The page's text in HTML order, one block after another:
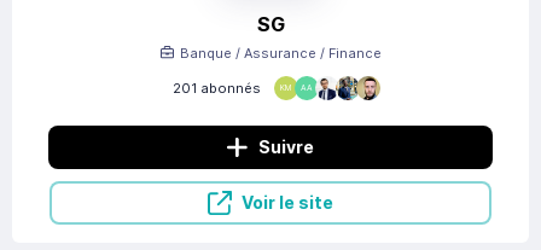
SG
201 abonnés KM AA
Banque / Assurance / Finance
Suivre
Voir le site